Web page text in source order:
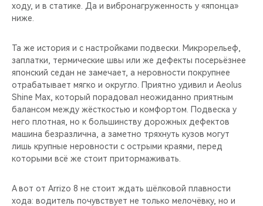
ходу, и в статике. Да и вибронагруженность у «японца»
ниже.
Та же история и с настройками подвески. Микрорельеф,
заплатки, термические швы или же дефекты посерьёзнее
японский седан не замечает, а неровности покрупнее
отрабатывает мягко и округло. Приятно удивил и Aeolus
Shine Max, который порадовал неожиданно приятным
балансом между жёсткостью и комфортом. Подвеска у
него плотная, но к большинству дорожных дефектов
машина безразлична, а заметно тряхнуть кузов могут
лишь крупные неровности с острыми краями, перед
которыми всё же стоит притормаживать.
А вот от Arrizo 8 не стоит ждать шёлковой плавности
хода: водитель почувствует не только мелочёвку, но и